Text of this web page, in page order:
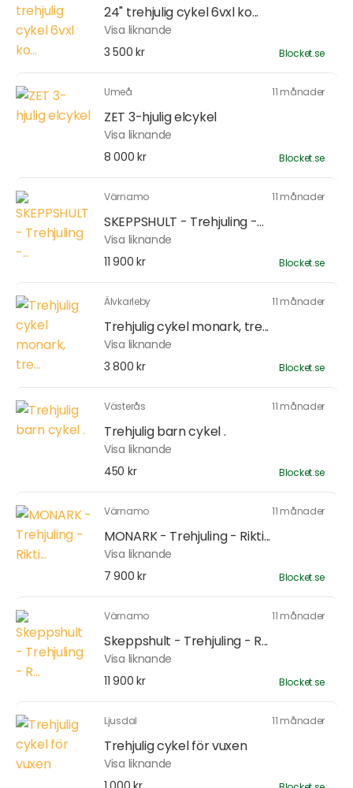
24" trehjulig cykel 6vxl ko...
Visa liknande
3 500 kr
Blocket.se
Umeå 11 månader
ZET 3-hjulig elcykel
Visa liknande
8 000 kr
Blocket.se
Värnamo 11 månader
SKEPPSHULT - Trehjuling -...
Visa liknande
11 900 kr
Blocket.se
Älvkarleby 11 månader
Trehjulig cykel monark, tre...
Visa liknande
3 800 kr
Blocket.se
Västerås 11 månader
Trehjulig barn cykel .
Visa liknande
450 kr
Blocket.se
Värnamo 11 månader
MONARK - Trehjuling - Rikti...
Visa liknande
7 900 kr
Blocket.se
Värnamo 11 månader
Skeppshult - Trehjuling - R...
Visa liknande
11 900 kr
Blocket.se
Ljusdal 11 månader
Trehjulig cykel för vuxen
Visa liknande